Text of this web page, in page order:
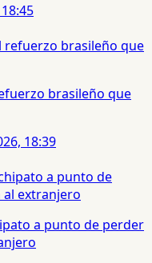
brasileño que
18:39
a punto de perder